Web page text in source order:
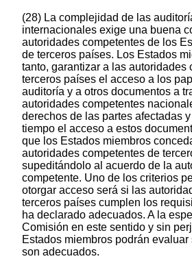
(28) La complejidad de las
internacionales exige una buena
autoridades competentes de los
de terceros países. Los Estados
tanto, garantizar a las autoridades
terceros países el acceso a los
auditoría y a otros documentos a
autoridades competentes
derechos de las partes afectadas
tiempo el acceso a estos
que los Estados miembros
autoridades competentes de
supeditándolo al acuerdo de la
competente. Uno de los criterios
otorgar acceso será si las
terceros países cumplen los
ha declarado adecuados. A la
Comisión en este sentido y sin
Estados miembros podrán
son adecuados.